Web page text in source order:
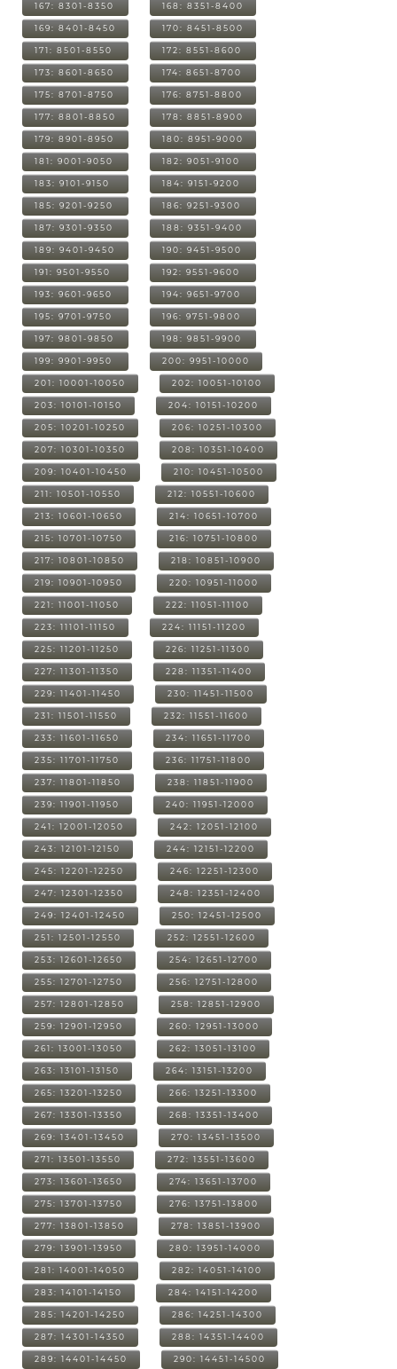
167: 8301-8350 168: 8351-8400
169: 8401-8450 170: 8451-8500
171: 8501-8550 172: 8551-8600
173: 8601-8650 174: 8651-8700
175: 8701-8750 176: 8751-8800
177: 8801-8850 178: 8851-8900
179: 8901-8950 180: 8951-9000
181: 9001-9050 182: 9051-9100
183: 9101-9150 184: 9151-9200
185: 9201-9250 186: 9251-9300
187: 9301-9350 188: 9351-9400
189: 9401-9450 190: 9451-9500
191: 9501-9550 192: 9551-9600
193: 9601-9650 194: 9651-9700
195: 9701-9750 196: 9751-9800
197: 9801-9850 198: 9851-9900
199: 9901-9950 200: 9951-10000
201: 10001-10050 202: 10051-10100
203: 10101-10150 204: 10151-10200
205: 10201-10250 206: 10251-10300
207: 10301-10350 208: 10351-10400
209: 10401-10450 210: 10451-10500
211: 10501-10550 212: 10551-10600
213: 10601-10650 214: 10651-10700
215: 10701-10750 216: 10751-10800
217: 10801-10850 218: 10851-10900
219: 10901-10950 220: 10951-11000
221: 11001-11050 222: 11051-11100
223: 11101-11150 224: 11151-11200
225: 11201-11250 226: 11251-11300
227: 11301-11350 228: 11351-11400
229: 11401-11450 230: 11451-11500
231: 11501-11550 232: 11551-11600
233: 11601-11650 234: 11651-11700
235: 11701-11750 236: 11751-11800
237: 11801-11850 238: 11851-11900
239: 11901-11950 240: 11951-12000
241: 12001-12050 242: 12051-12100
243: 12101-12150 244: 12151-12200
245: 12201-12250 246: 12251-12300
247: 12301-12350 248: 12351-12400
249: 12401-12450 250: 12451-12500
251: 12501-12550 252: 12551-12600
253: 12601-12650 254: 12651-12700
255: 12701-12750 256: 12751-12800
257: 12801-12850 258: 12851-12900
259: 12901-12950 260: 12951-13000
261: 13001-13050 262: 13051-13100
263: 13101-13150 264: 13151-13200
265: 13201-13250 266: 13251-13300
267: 13301-13350 268: 13351-13400
269: 13401-13450 270: 13451-13500
271: 13501-13550 272: 13551-13600
273: 13601-13650 274: 13651-13700
275: 13701-13750 276: 13751-13800
277: 13801-13850 278: 13851-13900
279: 13901-13950 280: 13951-14000
281: 14001-14050 282: 14051-14100
283: 14101-14150 284: 14151-14200
285: 14201-14250 286: 14251-14300
287: 14301-14350 288: 14351-14400
289: 14401-14450 290: 14451-14500